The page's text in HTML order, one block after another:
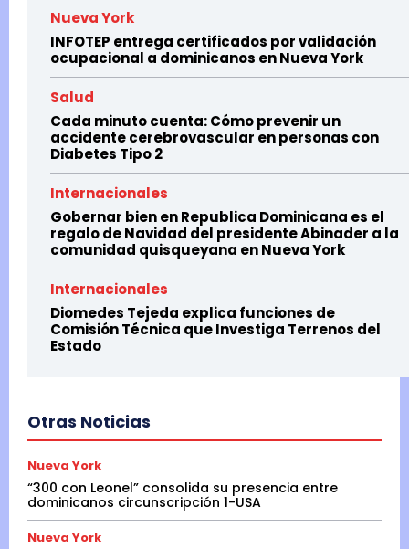
Nueva York
INFOTEP entrega certificados por validación
ocupacional a dominicanos en Nueva York
Salud
Cada minuto cuenta: Cómo prevenir un
accidente cerebrovascular en personas con
Diabetes Tipo 2
Internacionales
Gobernar bien en Republica Dominicana es el
regalo de Navidad del presidente Abinader a la
comunidad quisqueyana en Nueva York
Internacionales
Diomedes Tejeda explica funciones de
Comisión Técnica que Investiga Terrenos del
Estado
Otras Noticias
Nueva York
“300 con Leonel” consolida su presencia entre
dominicanos circunscripción 1-USA
Nueva York